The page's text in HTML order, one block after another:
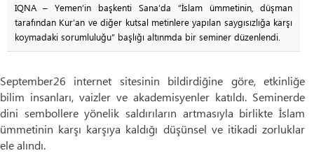
IQNA – Yemen’in başkenti Sana’da “İslam ümmetinin, düşman
tarafından Kur’an ve diğer kutsal metinlere yapılan saygısızlığa karşı
koymadaki sorumluluğu” başlığı altınmda bir seminer düzenlendi.
September26 internet sitesinin bildirdiğine göre, etkinliğe
bilim insanları, vaizler ve akademisyenler katıldı. Seminerde
dini sembollere yönelik saldırıların artmasıyla birlikte İslam
ümmetinin karşı karşıya kaldığı düşünsel ve itikadi zorluklar
ele alındı.